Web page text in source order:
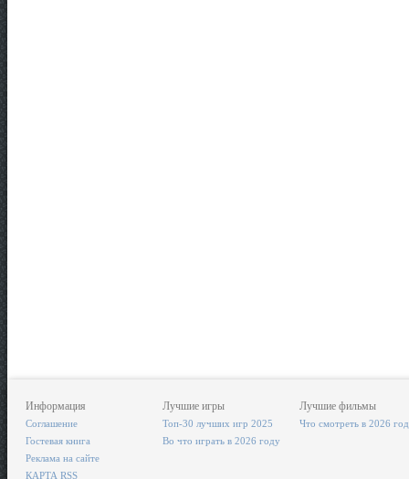
Информация
Соглашение
Гостевая книга
Реклама на сайте
КАРТА RSS
Лучшие игры
Топ-30 лучших игр 2025
Во что играть в 2026 году
Лучшие фильмы
Что смотреть в 2026